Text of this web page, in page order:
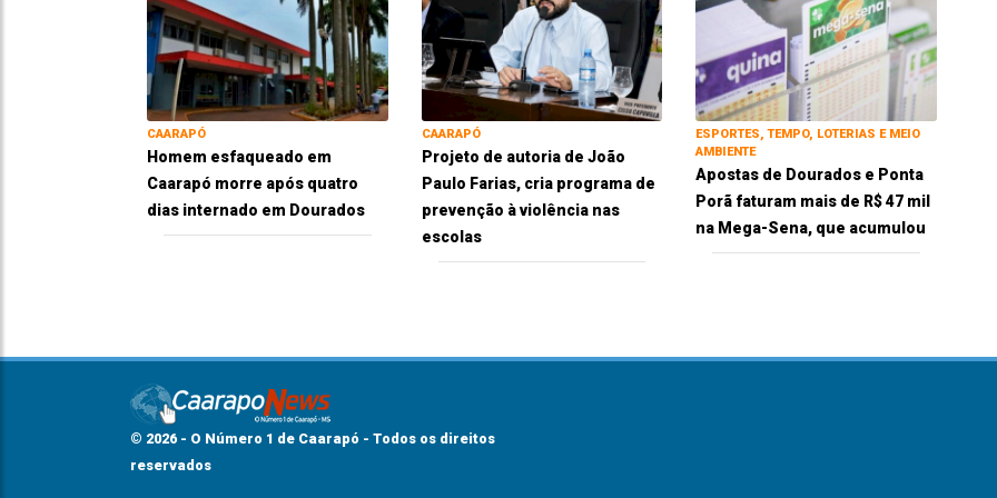
CAARAPÓ
Homem esfaqueado em
Caarapó morre após quatro
dias internado em Dourados
CAARAPÓ
Projeto de autoria de João
Paulo Farias, cria programa de
prevenção à violência nas
escolas
ESPORTES, TEMPO, LOTERIAS E MEIO
AMBIENTE
Apostas de Dourados e Ponta
Porã faturam mais de R$ 47 mil
na Mega-Sena, que acumulou
© 2026 - O Número 1 de Caarapó - Todos os direitos
reservados